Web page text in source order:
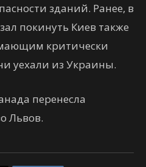
зданий. Ранее, в
покинуть Киев также
критически
уехали из Украины.
перенесла
Львов.